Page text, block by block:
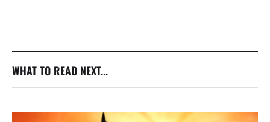
WHAT TO READ NEXT...